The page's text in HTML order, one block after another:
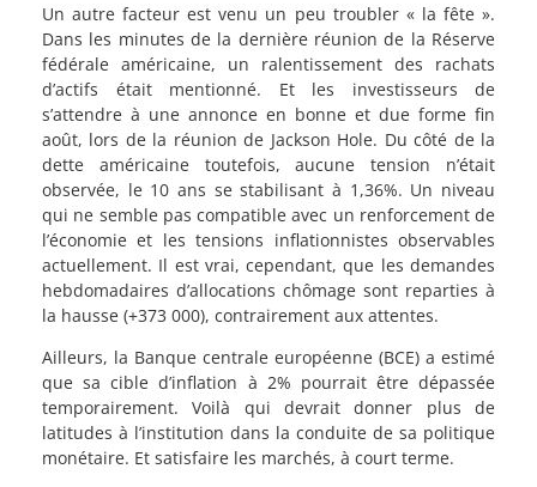
Un autre facteur est venu un peu troubler « la fête ».
Dans les minutes de la dernière réunion de la Réserve
fédérale américaine, un ralentissement des rachats
d’actifs était mentionné. Et les investisseurs de
s’attendre à une annonce en bonne et due forme fin
août, lors de la réunion de Jackson Hole. Du côté de la
dette américaine toutefois, aucune tension n’était
observée, le 10 ans se stabilisant à 1,36%. Un niveau
qui ne semble pas compatible avec un renforcement de
l’économie et les tensions inflationnistes observables
actuellement. Il est vrai, cependant, que les demandes
hebdomadaires d’allocations chômage sont reparties à
la hausse (+373 000), contrairement aux attentes.
Ailleurs, la Banque centrale européenne (BCE) a estimé
que sa cible d’inflation à 2% pourrait être dépassée
temporairement. Voilà qui devrait donner plus de
latitudes à l’institution dans la conduite de sa politique
monétaire. Et satisfaire les marchés, à court terme.